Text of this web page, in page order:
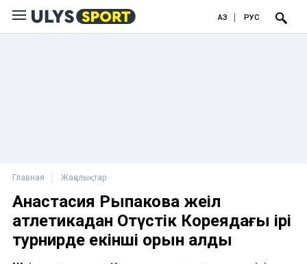
ҚАЗ РУС
Главная Жаңалықтар
Анастасия Рыпакова жеңіл
атлетикадан Оңтүстік Кореядағы ірі
турнирде екінші орын алды